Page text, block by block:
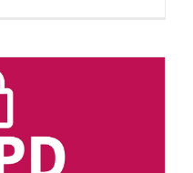
Général sur la
Données